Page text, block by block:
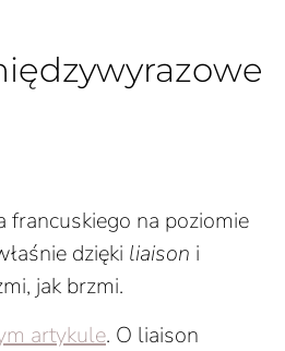
francuskiego na poziomie
dzięki liaison i
jak brzmi.
artykule. O liaison